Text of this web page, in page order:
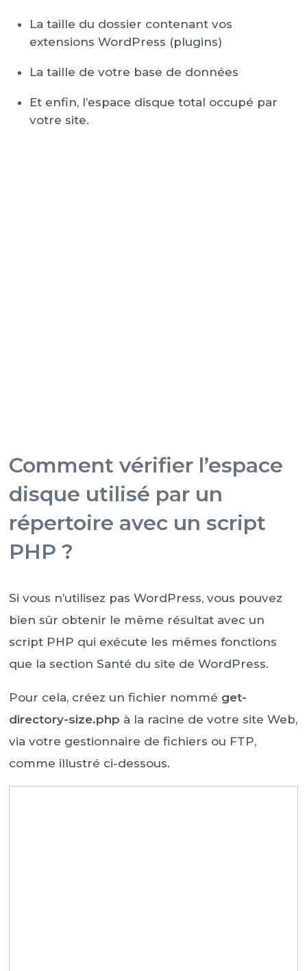
La taille du dossier contenant vos
extensions WordPress (plugins)
La taille de votre base de données
Et enfin, l’espace disque total occupé par
votre site.
Comment vérifier l’espace
disque utilisé par un
répertoire avec un script
PHP ?
Si vous n’utilisez pas WordPress, vous pouvez
bien sûr obtenir le même résultat avec un
script PHP qui exécute les mêmes fonctions
que la section Santé du site de WordPress.
Pour cela, créez un fichier nommé get-
directory-size.php à la racine de votre site Web,
via votre gestionnaire de fichiers ou FTP,
comme illustré ci-dessous.